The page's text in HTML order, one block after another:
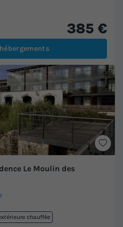
385 €
Le Moulin des
chauffée